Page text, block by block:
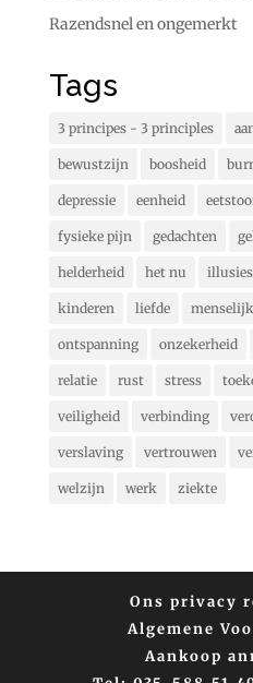
Razendsnel en ongemerkt
Tags
3 principes - 3 principles
bewustzijn boosheid
depressie eenheid
fysieke pijn gedachten
helderheid het nu illusies
kinderen liefde
ontspanning onzekerheid
relatie rust stress
veiligheid verbinding
verslaving vertrouwen
welzijn werk ziekte
Ons privacy
Algemene
Aankoop